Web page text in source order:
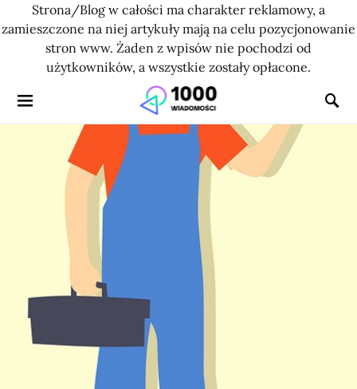
Strona/Blog w całości ma charakter reklamowy, a
zamieszczone na niej artykuły mają na celu pozycjonowanie
stron www. Żaden z wpisów nie pochodzi od
użytkowników, a wszystkie zostały opłacone.